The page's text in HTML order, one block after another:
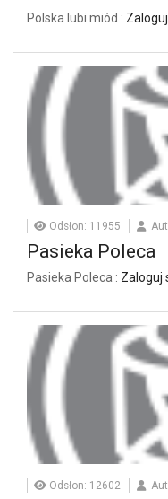
Polska lubi miód :
Odsłon: 11955
Pasieka Poleca
Pasieka Poleca : Zaloguj
Odsłon: 12602